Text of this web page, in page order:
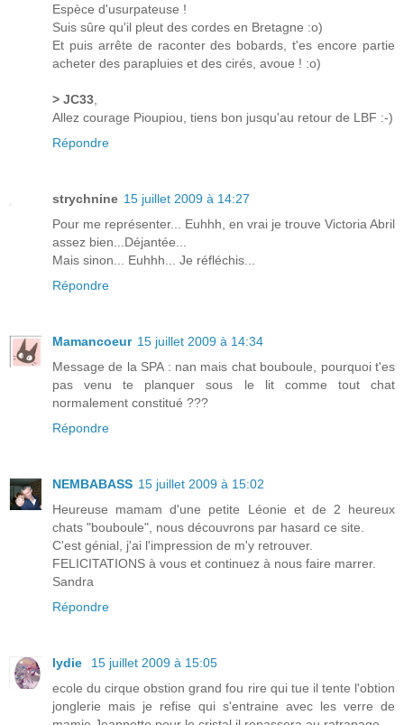
Espèce d'usurpateuse !
Suis sûre qu'il pleut des cordes en Bretagne :o)
Et puis arrête de raconter des bobards, t'es encore partie
acheter des parapluies et des cirés, avoue ! :o)
> JC33
Allez courage Pioupiou, tiens bon jusqu'au retour de LBF :-)
Répondre
strychnine 15 juillet 2009 à 14:27
Pour me représenter... Euhhh, en vrai je trouve Victoria Abril
assez bien...Déjantée...
Mais sinon... Euhhh... Je réfléchis...
Répondre
Mamancoeur 15 juillet 2009 à 14:34
Message de la SPA : nan mais chat bouboule, pourquoi t'es
pas venu te planquer sous le lit comme tout chat
normalement constitué ???
Répondre
NEMBABASS 15 juillet 2009 à 15:02
Heureuse mamam d'une petite Léonie et de 2 heureux
chats "bouboule", nous découvrons par hasard ce site.
C'est génial, j'ai l'impression de m'y retrouver.
FELICITATIONS à vous et continuez à nous faire marrer.
Sandra
Répondre
lydie
15 juillet 2009 à 15:05
ecole du cirque obstion grand fou rire qui tue il tente l'obtion
jonglerie mais je refise qui s'entraine avec les verre de